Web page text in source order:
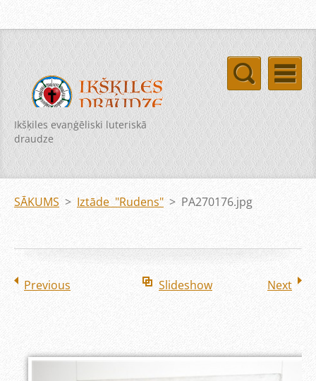
Ikšķiles evaņģēliski luteriskā
draudze
SĀKUMS > Iztāde "Rudens" > PA270176.jpg
Previous Slideshow Next